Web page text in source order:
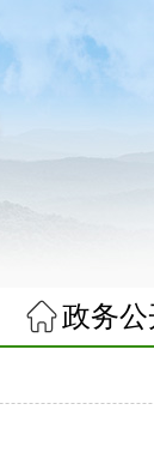
政务公